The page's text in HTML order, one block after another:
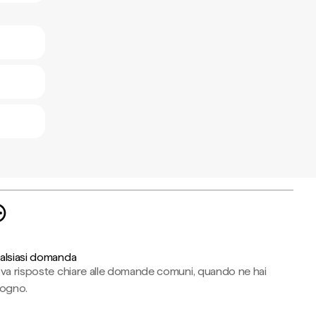
domanda
risposte chiare alle domande comuni, quando ne hai